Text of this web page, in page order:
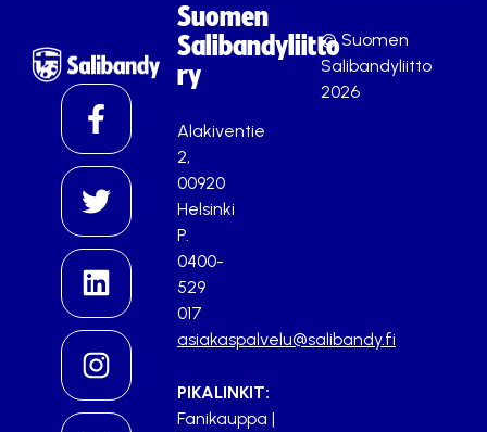
Suomen
Salibandyliitto
ry
Alakiventie
2,
00920
Helsinki
P.
0400-
529
017
asiakaspalvelu@salibandy.fi
PIKALINKIT:
Fanikauppa |
© Suomen
Salibandyliitto
2026